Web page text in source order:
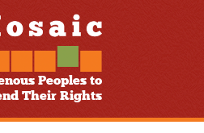
Peoples to
Their Rights